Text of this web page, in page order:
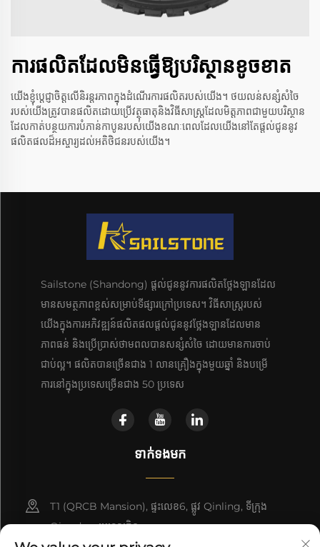
ការផលិតដែលមិនធ្វើឱ្យបរិស្ថានខូចខាត
យើងខ្ញុំប្តេជ្ញាចិត្តលើនិរន្តរភាពក្នុងដំណើរការផលិតរបស់យើង។ ថយលន់សន្សំសំចៃ
របស់យើងត្រូវបានផលិតដោយប្រើវត្ថុធាតុនិងវិធីសាស្ត្រដែលមិត្តភាពជាមួយបរិស្ថាន
ដែលកាត់បន្ថយការបំភាន់កាបូនរបស់យើងខណៈពេលដែលយើងនៅតែផ្តល់ជូននូវ
ផលិតផលដ៏អស្ចារ្យដល់អតិថិជនរបស់យើង។
Sailstone (Shandong) ផ្តល់ជូននូវការផលិតថ្អែងឡានដែល
មានសមត្ថភាពខ្ពស់សម្រាប់ទីផ្សារក្រៅប្រទេស។ វិធីសាស្រ្តរបស់
យើងក្នុងការអភិវឌ្ឍន៍ផលិតផលផ្តល់ជូននូវថ្អែងឡានដែលមាន
ភាពធន់ និងប្រើប្រាស់ថាមពលបានសន្សំសំចៃ ដោយមានការចាប់
ជាប់ល្អ។ ផលិតបានច្រើនជាង 1 លានគ្រឿងក្នុងមួយឆ្នាំ និងបម្រើ
ការនៅក្នុងប្រទេសច្រើនជាង 50 ប្រទេស
ទាក់ទងមក
T1 (QRCB Mansion), ផ្ទះលេខ6, ផ្លូវ Qinling, ទីក្រុង
Qingdao, ប្រទេសចិន